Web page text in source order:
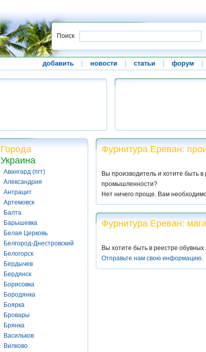
Поиск
добавить новости статьи форум
Города
Украина
Авангард (пгт)
Александрия
Антрацит
Артемовск
Балта
Барышевка
Белая Церковь
Белгород-Днестровский
Белогорск
Бердычев
Бердянск
Борисовка
Бородянка
Боярка
Бровары
Брянка
Васильков
Вилково
Фурнитура Ереван:
Вы производитель и хотите быть
промышленности?
Нет ничего проще. Вам
Фурнитура Ереван:
Вы хотите быть в реестре обувных
Отправьте нам свою информацию.